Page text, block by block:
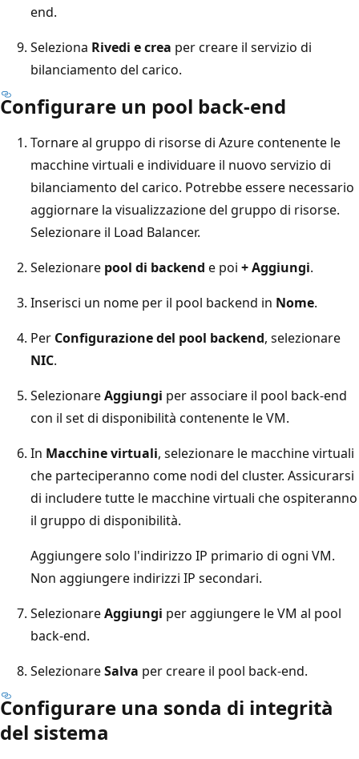
end.
Seleziona Rivedi e crea per creare il servizio di
bilanciamento del carico.
Configurare un pool back-end
Tornare al gruppo di risorse di Azure contenente le
macchine virtuali e individuare il nuovo servizio di
bilanciamento del carico. Potrebbe essere necessario
aggiornare la visualizzazione del gruppo di risorse.
Selezionare il Load Balancer.
Selezionare pool di backend e poi + Aggiungi.
Inserisci un nome per il pool backend in Nome.
Per Configurazione del pool backend, selezionare
NIC.
SelezionareAggiungi per associare il pool back-end
con il set di disponibilità contenente le VM.
In Macchine virtuali, selezionare le macchine virtuali
che parteciperanno come nodi del cluster. Assicurarsi
di includere tutte le macchine virtuali che ospiteranno
il gruppo di disponibilità.
Aggiungere solo l'indirizzo IP primario di ogni VM.
Non aggiungere indirizzi IP secondari.
SelezionareAggiungi per aggiungere le VM al pool
back-end.
SelezionareSalva per creare il pool back-end.
Configurare una sonda di integrità
del sistema